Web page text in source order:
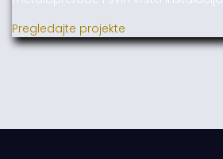
Pregledajte projekte